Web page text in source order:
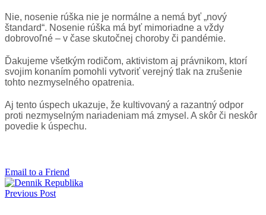
Nie, nosenie rúška nie je normálne a nemá byť „nový
štandard“. Nosenie rúška má byť mimoriadne a vždy
dobrovoľné – v čase skutočnej choroby či pandémie.
Ďakujeme všetkým rodičom, aktivistom aj právnikom, ktorí
svojim konaním pomohli vytvoriť verejný tlak na zrušenie
tohto nezmyselného opatrenia.
Aj tento úspech ukazuje, že kultivovaný a razantný odpor
proti nezmyselným nariadeniam má zmysel. A skôr či neskôr
povedie k úspechu.
Email to a Friend
Previous Post